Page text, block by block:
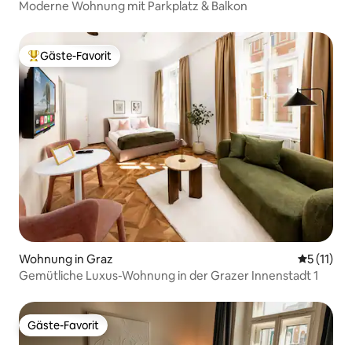
Moderne Wohnung mit Parkplatz & Balkon
Beliebter Gäste-Favorit.
Gäste-Favorit
Wohnung in Graz
5 (11)
Gemütliche Luxus-Wohnung in der Grazer Innenstadt 1
Gäste-Favorit
Gäste-Favorit